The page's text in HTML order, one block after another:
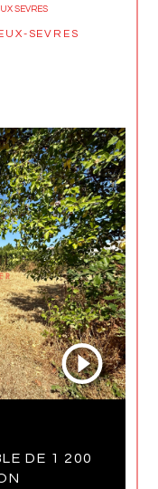
SEVRES
SEVRES
DE 1 200